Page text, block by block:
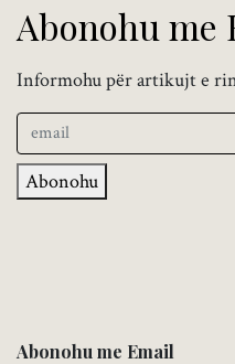
Abonohu me
Informohu për artikujt e
Abonohu
Abonohu me Email